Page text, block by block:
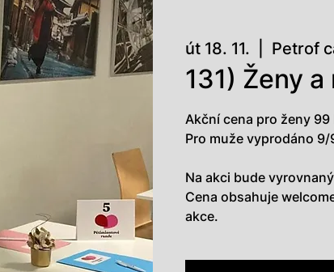
út 18. 11. Petrof
131) Ženy
Akční cena pro ženy
Pro muže vyprodáno 9/
Na akci bude
Cena obsahuje